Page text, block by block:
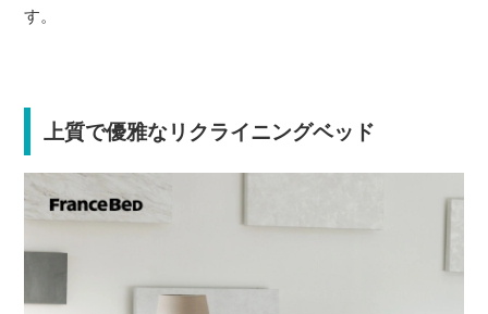
す。
上質で優雅なリクライニングベッド